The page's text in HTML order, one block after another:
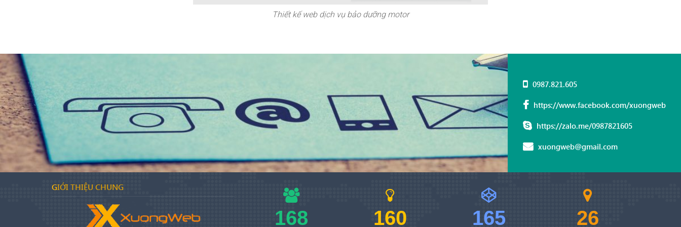
Thiết kế web dịch vụ bảo dưỡng motor
0987.821.605
https://www.facebook.com/xuongweb
https://zalo.me/0987821605
xuongweb@gmail.com
GIỚI THIỆU CHUNG
168 160 165 26